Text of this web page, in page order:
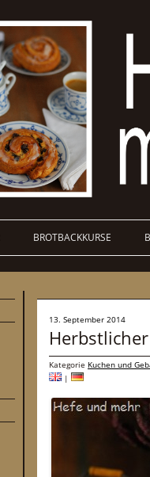
BROTBACKKURSE
13. September 2014
Kategorie Kuchen und
|